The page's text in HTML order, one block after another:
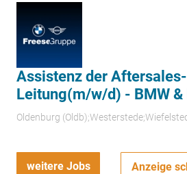
Assistenz der Aftersales-
Leitung(m/w/d) - BMW &
Oldenburg
weitere Jobs Anzeige